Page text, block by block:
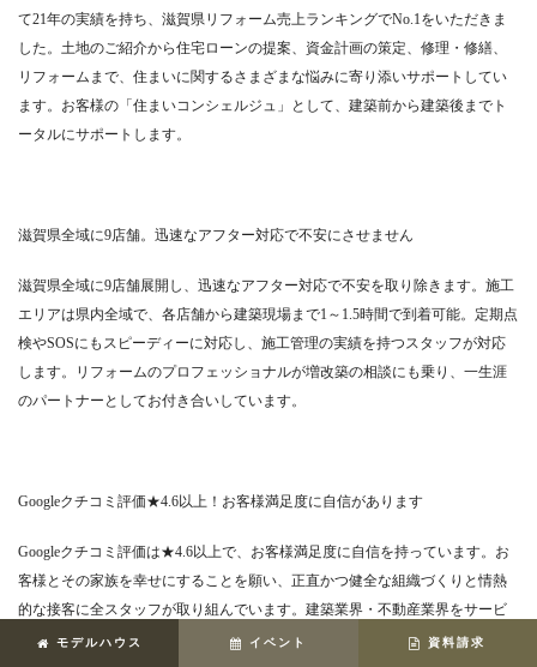
モデルハウス イベント 資料請求
て21年の実績を持ち、滋賀県リフォーム売上ランキングでNo.1をいただきま
した。土地のご紹介から住宅ローンの提案、資金計画の策定、修理・修繕、
リフォームまで、住まいに関するさまざまな悩みに寄り添いサポートしてい
ます。お客様の「住まいコンシェルジュ」として、建築前から建築後までト
ータルにサポートします。
滋賀県全域に9店舗。迅速なアフター対応で不安にさせません
滋賀県全域に9店舗展開し、迅速なアフター対応で不安を取り除きます。施工
エリアは県内全域で、各店舗から建築現場まで1～1.5時間で到着可能。定期点
検やSOSにもスピーディーに対応し、施工管理の実績を持つスタッフが対応
します。リフォームのプロフェッショナルが増改築の相談にも乗り、一生涯
のパートナーとしてお付き合いしています。
Googleクチコミ評価★4.6以上！お客様満足度に自信があります
Googleクチコミ評価は★4.6以上で、お客様満足度に自信を持っています。お
客様とその家族を幸せにすることを願い、正直かつ健全な組織づくりと情熱
的な接客に全スタッフが取り組んでいます。建築業界・不動産業界をサービ
ス業として進化させ、お客様との末長いお付き合いを目指しています。